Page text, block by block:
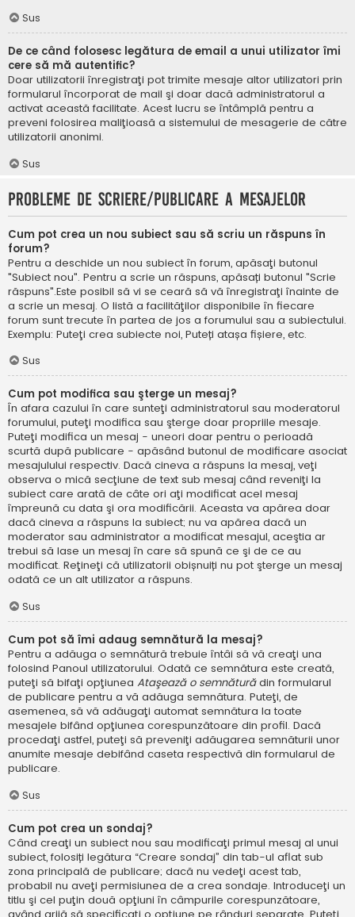
Sus
De ce când folosesc legătura de email a unui utilizator îmi
cere să mă autentific?
Doar utilizatorii înregistraţi pot trimite mesaje altor utilizatori prin
formularul încorporat de mail şi doar dacă administratorul a
activat această facilitate. Acest lucru se întâmplă pentru a
preveni folosirea maliţioasă a sistemului de mesagerie de către
utilizatorii anonimi.
Sus
Probleme de scriere/publicare a mesajelor
Cum pot crea un nou subiect sau să scriu un răspuns în
forum?
Pentru a deschide un nou subiect în forum, apăsaţi butonul
"Subiect nou". Pentru a scrie un răspuns, apăsați butonul "Scrie
răspuns".Este posibil să vi se ceară să vă înregistraţi înainte de
a scrie un mesaj. O listă a facilităţilor disponibile în fiecare
forum sunt trecute în partea de jos a forumului sau a subiectului.
Exemplu: Puteţi crea subiecte noi, Puteți atașa fișiere, etc.
Sus
Cum pot modifica sau şterge un mesaj?
În afara cazului în care sunteţi administratorul sau moderatorul
forumului, puteţi modifica sau şterge doar propriile mesaje.
Puteţi modifica un mesaj - uneori doar pentru o perioadă
scurtă după publicare - apăsând butonul de modificare asociat
mesajulului respectiv. Dacă cineva a răspuns la mesaj, veţi
observa o mică secţiune de text sub mesaj când reveniţi la
subiect care arată de câte ori aţi modificat acel mesaj
împreună cu data şi ora modificării. Aceasta va apărea doar
dacă cineva a răspuns la subiect; nu va apărea dacă un
moderator sau administrator a modificat mesajul, aceştia ar
trebui să lase un mesaj în care să spună ce şi de ce au
modificat. Reţineţi că utilizatorii obișnuiți nu pot şterge un mesaj
odată ce un alt utilizator a răspuns.
Sus
Cum pot să îmi adaug semnătură la mesaj?
Pentru a adăuga o semnătură trebuie întâi să vă creaţi una
folosind Panoul utilizatorului. Odată ce semnătura este creată,
puteţi să bifaţi opţiunea Ataşează o semnăturădin formularul
de publicare pentru a vă adăuga semnătura. Puteţi, de
asemenea, să vă adăugaţi automat semnătura la toate
mesajele bifând opţiunea corespunzătoare din profil. Dacă
procedaţi astfel, puteţi să preveniţi adăugarea semnăturii unor
anumite mesaje debifând caseta respectivă din formularul de
publicare.
Sus
Cum pot crea un sondaj?
Când creaţi un subiect nou sau modificaţi primul mesaj al unui
subiect, folosiți legătura “Creare sondaj” din tab-ul aflat sub
zona principală de publicare; dacă nu vedeţi acest tab,
probabil nu aveţi permisiunea de a crea sondaje. Introduceţi un
titlu şi cel puţin două opţiuni în câmpurile corespunzătoare,